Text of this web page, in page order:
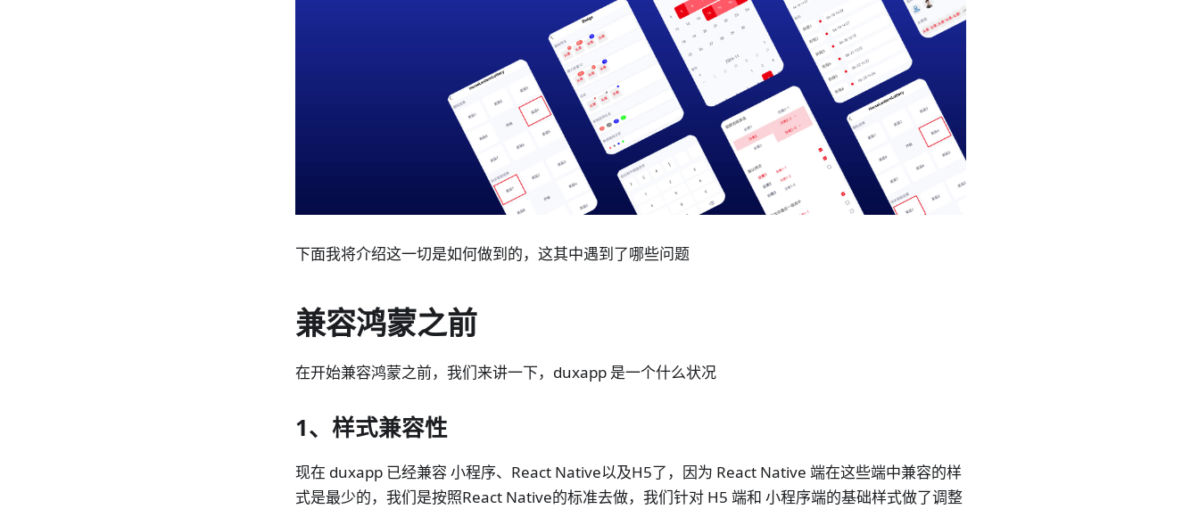
下面我将介绍这一切是如何做到的，这其中遇到了哪些问题
兼容鸿蒙之前
在开始兼容鸿蒙之前，我们来讲一下，duxapp 是一个什么状况
1、样式兼容性
现在 duxapp 已经兼容 小程序、React Native以及H5了，因为 React Native 端在这些端中兼容的样
式是最少的，我们是按照React Native的标准去做，我们针对 H5 端和 小程序端的基础样式做了调整